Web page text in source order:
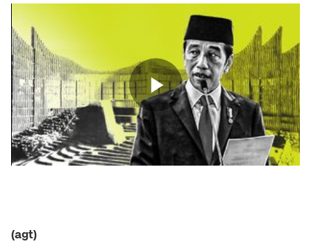
(agt)